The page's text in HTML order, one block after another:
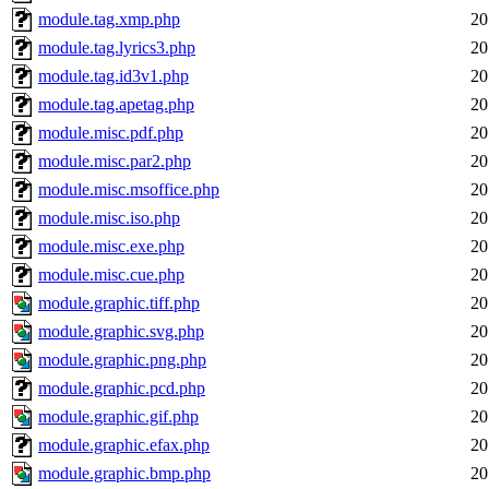
module.tag.xmp.php
module.tag.lyrics3.php
module.tag.id3v1.php
module.tag.apetag.php
module.misc.pdf.php
module.misc.par2.php
module.misc.msoffice.php
module.misc.iso.php
module.misc.exe.php
module.misc.cue.php
module.graphic.tiff.php
module.graphic.svg.php
module.graphic.png.php
module.graphic.pcd.php
module.graphic.gif.php
module.graphic.efax.php
module.graphic.bmp.php